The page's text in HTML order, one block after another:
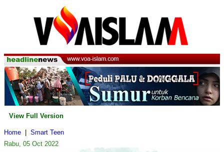
View Full Version
Home
Smart Teen
Rabu, 05 Oct 2022